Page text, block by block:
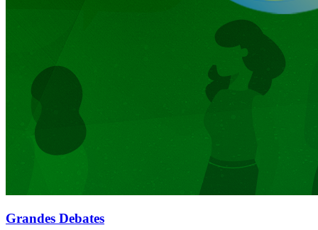
Grandes Debates